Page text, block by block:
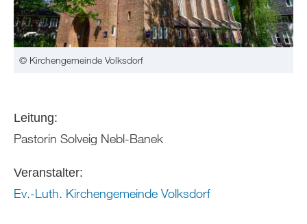
© Kirchengemeinde Volksdorf
Leitung:
Pastorin Solveig Nebl-Banek
Veranstalter:
Ev.-Luth. Kirchengemeinde Volksdorf